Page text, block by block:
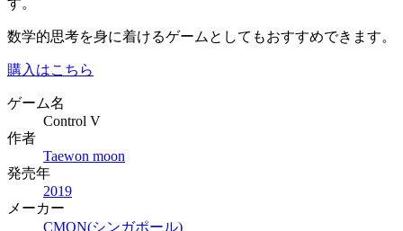
数学的思考を身に着けるゲームとしてもおすすめできます。
購入はこちら
ゲーム名
Control V
作者
Taewon moon
発売年
2019
メーカー
CMON(シンガポール)